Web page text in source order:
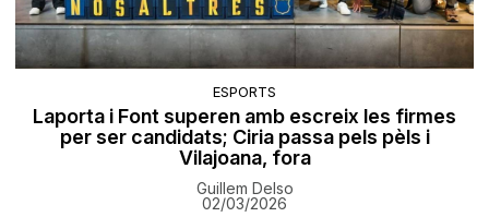
ESPORTS
Laporta i Font superen amb escreix les firmes
per ser candidats; Ciria passa pels pèls i
Vilajoana, fora
Guillem Delso
02/03/2026